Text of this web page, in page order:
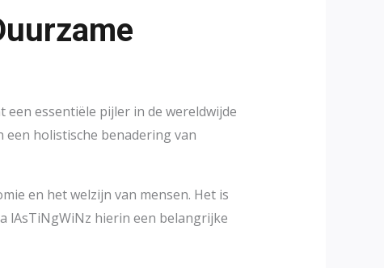
essentiële pijler in de wereldwijde
holistische benadering van
en het welzijn van mensen. Het is
lAsTiNgWiNz hierin een belangrijke